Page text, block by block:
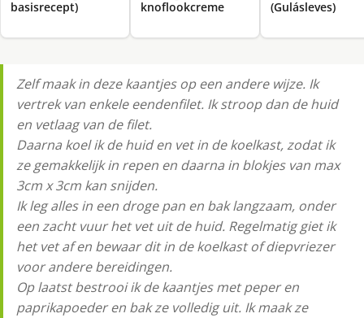
basisrecept)
knoflookcreme
(Gulásleves)
Zelf maak in deze kaantjes op een andere wijze. Ik
vertrek van enkele eendenfilet. Ik stroop dan de huid
en vetlaag van de filet.
Daarna koel ik de huid en vet in de koelkast, zodat ik
ze gemakkelijk in repen en daarna in blokjes van max
3cm x 3cm kan snijden.
Ik leg alles in een droge pan en bak langzaam, onder
een zacht vuur het vet uit de huid. Regelmatig giet ik
het vet af en bewaar dit in de koelkast of diepvriezer
voor andere bereidingen.
Op laatst bestrooi ik de kaantjes met peper en
paprikapoeder en bak ze volledig uit. Ik maak ze